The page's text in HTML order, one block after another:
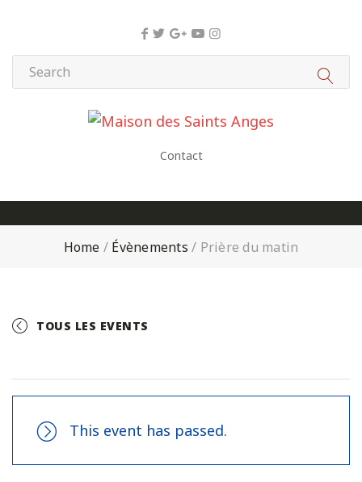
Contact
Home / Évènements / Prière du matin
TOUS LES EVENTS
This event has passed.